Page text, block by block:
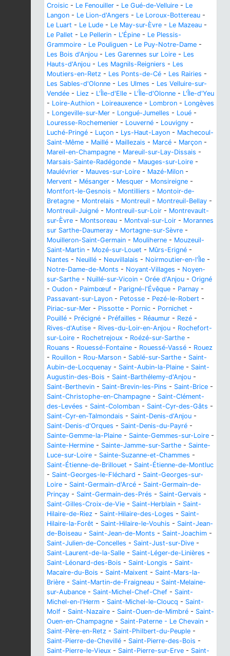
Croisic - Le Fenouiller - Le Gué-de-Velluire - Le
Langon - Le Lion-d'Angers - Le Loroux-Bottereau -
Le Luart - Le Lude - Le May-sur-Èvre - Le Mazeau -
Le Pallet - Le Pellerin - L'Épine - Le Plessis-
Grammoire - Le Pouliguen - Le Puy-Notre-Dame -
Les Bois d'Anjou - Les Garennes sur Loire - Les
Hauts-d'Anjou - Les Magnils-Reigniers - Les
Moutiers-en-Retz - Les Ponts-de-Cé - Les Rairies -
Les Sables-d'Olonne - Les Ulmes - Les Velluire-sur-
Vendée - Liez - L'Île-d'Elle - L'Île-d'Olonne - L'Île-d'Yeu
- Loire-Authion - Loireauxence - Lombron - Longèves
- Longeville-sur-Mer - Longué-Jumelles - Loué -
Louresse-Rochemenier - Louverné - Louvigny -
Luché-Pringé - Luçon - Lys-Haut-Layon - Machecoul-
Saint-Même - Maillé - Maillezais - Marcé - Marçon -
Mareil-en-Champagne - Mareuil-sur-Lay-Dissais -
Marsais-Sainte-Radégonde - Mauges-sur-Loire -
Maulévrier - Mauves-sur-Loire - Mazé-Milon -
Mervent - Mésanger - Mesquer - Monsireigne -
Montfort-le-Gesnois - Montilliers - Montoir-de-
Bretagne - Montrelais - Montreuil - Montreuil-Bellay -
Montreuil-Juigné - Montreuil-sur-Loir - Montrevault-
sur-Èvre - Montsoreau - Montval-sur-Loir - Morannes
sur Sarthe-Daumeray - Mortagne-sur-Sèvre -
Mouilleron-Saint-Germain - Mouliherne - Mouzeuil-
Saint-Martin - Mozé-sur-Louet - Mûrs-Erigné -
Nantes - Neuillé - Neuvillalais - Noirmoutier-en-l'Île -
Notre-Dame-de-Monts - Noyant-Villages - Noyen-
sur-Sarthe - Nuillé-sur-Vicoin - Orée d'Anjou - Origné
- Oudon - Paimbœuf - Parigné-l'Évêque - Parnay -
Passavant-sur-Layon - Petosse - Pezé-le-Robert -
Piriac-sur-Mer - Pissotte - Pornic - Pornichet -
Pouillé - Précigné - Préfailles - Réaumur - Rezé -
Rives-d'Autise - Rives-du-Loir-en-Anjou - Rochefort-
sur-Loire - Rochetrejoux - Roézé-sur-Sarthe -
Rouans - Rouessé-Fontaine - Rouessé-Vassé - Rouez
- Rouillon - Rou-Marson - Sablé-sur-Sarthe - Saint-
Aubin-de-Locquenay - Saint-Aubin-la-Plaine - Saint-
Augustin-des-Bois - Saint-Barthélemy-d'Anjou -
Saint-Berthevin - Saint-Brevin-les-Pins - Saint-Brice -
Saint-Christophe-en-Champagne - Saint-Clément-
des-Levées - Saint-Colomban - Saint-Cyr-des-Gâts -
Saint-Cyr-en-Talmondais - Saint-Denis-d'Anjou -
Saint-Denis-d'Orques - Saint-Denis-du-Payré -
Sainte-Gemme-la-Plaine - Sainte-Gemmes-sur-Loire -
Sainte-Hermine - Sainte-Jamme-sur-Sarthe - Sainte-
Luce-sur-Loire - Sainte-Suzanne-et-Chammes -
Saint-Étienne-de-Brillouet - Saint-Étienne-de-Montluc
- Saint-Georges-le-Fléchard - Saint-Georges-sur-
Loire - Saint-Germain-d'Arcé - Saint-Germain-de-
Prinçay - Saint-Germain-des-Prés - Saint-Gervais -
Saint-Gilles-Croix-de-Vie - Saint-Herblain - Saint-
Hilaire-de-Riez - Saint-Hilaire-des-Loges - Saint-
Hilaire-la-Forêt - Saint-Hilaire-le-Vouhis - Saint-Jean-
de-Boiseau - Saint-Jean-de-Monts - Saint-Joachim -
Saint-Julien-de-Concelles - Saint-Just-sur-Dive -
Saint-Laurent-de-la-Salle - Saint-Léger-de-Linières -
Saint-Léonard-des-Bois - Saint-Longis - Saint-
Macaire-du-Bois - Saint-Maixent - Saint-Mars-la-
Brière - Saint-Martin-de-Fraigneau - Saint-Melaine-
sur-Aubance - Saint-Michel-Chef-Chef - Saint-
Michel-en-l'Herm - Saint-Michel-le-Cloucq - Saint-
Molf - Saint-Nazaire - Saint-Ouen-de-Mimbré - Saint-
Ouen-en-Champagne - Saint-Paterne - Le Chevain -
Saint-Père-en-Retz - Saint-Philbert-du-Peuple -
Saint-Pierre-de-Chevillé - Saint-Pierre-des-Bois -
Saint-Pierre-le-Vieux - Saint-Pierre-sur-Erve - Saint-